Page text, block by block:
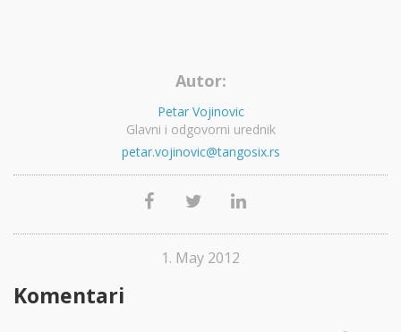
Autor:
Petar Vojinovic
Glavni i odgovorni urednik
petar.vojinovic@tangosix.rs
1. May 2012
Komentari